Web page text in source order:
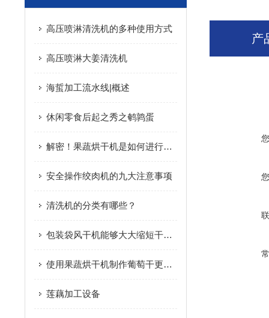
高压喷淋清洗机的多种使用方式
高压喷淋大姜清洗机
海蜇加工流水线|概述
休闲零食后起之秀之鹌鹑蛋
解密！果蔬烘干机是如何进行工作的
安全操作绞肉机的九大注意事项
清洗机的分类有哪些？
包装袋风干机能够大大缩短干燥时间 有效提高工作效率
使用果蔬烘干机制作葡萄干更加快速
莲藕加工设备
产